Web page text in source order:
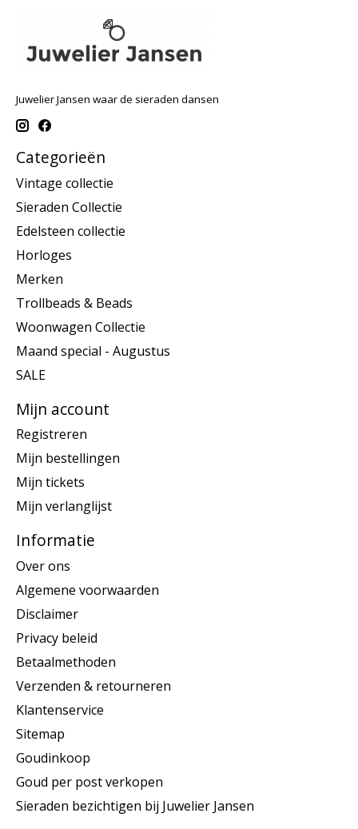
Juwelier Jansen waar de sieraden dansen
Categorieën
Vintage collectie
Sieraden Collectie
Edelsteen collectie
Horloges
Merken
Trollbeads & Beads
Woonwagen Collectie
Maand special - Augustus
SALE
Mijn account
Registreren
Mijn bestellingen
Mijn tickets
Mijn verlanglijst
Informatie
Over ons
Algemene voorwaarden
Disclaimer
Privacy beleid
Betaalmethoden
Verzenden & retourneren
Klantenservice
Sitemap
Goudinkoop
Goud per post verkopen
Sieraden bezichtigen bij Juwelier Jansen